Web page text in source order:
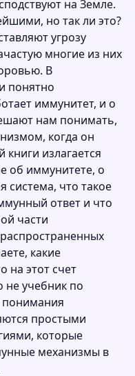
на Земле.
но так ли это?
угрозу
многие из них
В
понятно
иммунитет, и о
нам понимать,
когда он
книги излагается
об иммунитете, о
система, что такое
ответ и что
части
какие
на этот счет
не учебник по
понимания
простыми
которые
механизмы в